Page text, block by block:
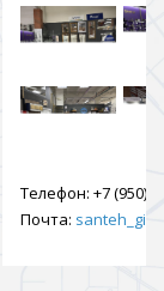
Телефон: +7 (950)
Почта: